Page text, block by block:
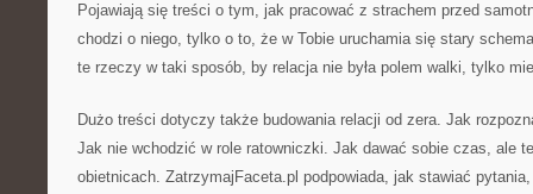
Pojawiają się treści o tym, jak pracować z strachem przed
chodzi o niego, tylko o to, że w Tobie uruchamia się stary
te rzeczy w taki sposób, by relacja nie była polem walki, tylko
Dużo treści dotyczy także budowania relacji od zera. Jak
Jak nie wchodzić w role ratowniczki. Jak dawać sobie czas, ale
obietnicach. ZatrzymajFaceta.pl podpowiada, jak stawiać